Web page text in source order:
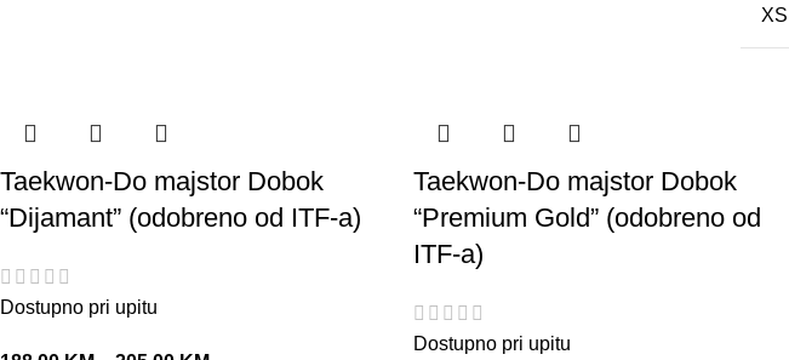
XS
Taekwon-Do majstor Dobok
“Dijamant” (odobreno od ITF-a)
Dostupno pri upitu
Taekwon-Do majstor Dobok
“Premium Gold” (odobreno od
ITF-a)
Dostupno pri upitu